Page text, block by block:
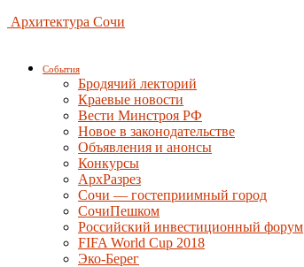
Архитектура Сочи
События
Бродячий лекторий
Краевые новости
Вести Минстроя РФ
Новое в законодательстве
Объявления и анонсы
Конкурсы
АрхРазрез
Сочи — гостеприимный город
СочиПешком
Российский инвестиционный форум
FIFA World Cup 2018
Эко-Берег